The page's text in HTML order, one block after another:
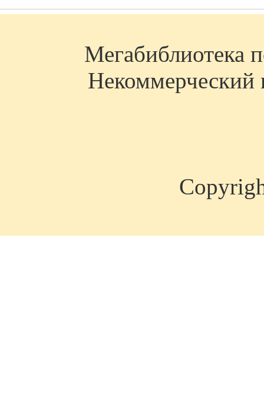
Мегабиблиотека
Некоммерческий